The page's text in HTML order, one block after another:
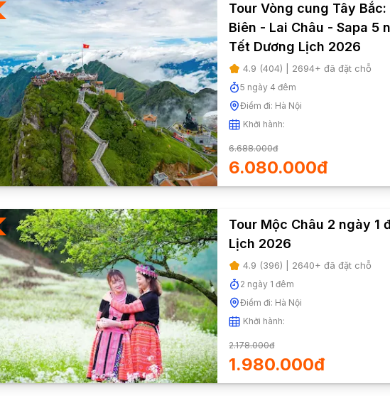
Tour Vòng cung Tây
Biên - Lai Châu - Sapa 5
Tết Dương Lịch 2026
4.9 (404) | 2694+ đã đặt chỗ
5 ngày 4 đêm
Điểm đi: Hà Nội
Khởi hành:
6.688.000đ
6.080.000đ
Tour Mộc Châu 2 ngày 1
Lịch 2026
4.9 (396) | 2640+ đã đặt chỗ
2 ngày 1 đêm
Điểm đi: Hà Nội
Khởi hành:
2.178.000đ
1.980.000đ